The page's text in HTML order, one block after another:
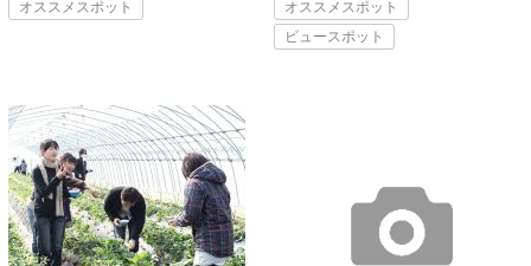
オススメスポット
オススメスポット
ビュースポット